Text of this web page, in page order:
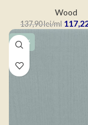
Wood
137,90lei
-15%